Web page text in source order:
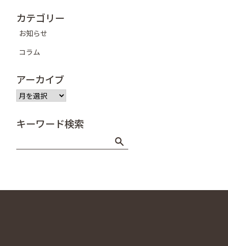
カテゴリー
お知らせ
コラム
アーカイブ
ア
ー
イ
キーワード検索